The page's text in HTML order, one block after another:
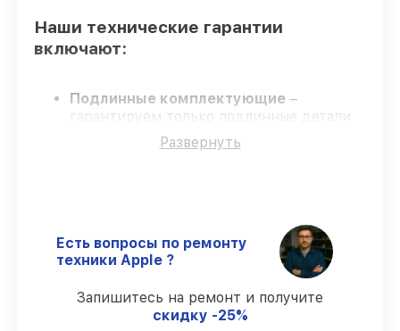
Наши технические гарантии
включают:
Подлинные комплектующие –
гарантируем только подлинные детали
для vision pro.
Квалифицированные специалисты
сроки, согласованные с клиентом.
Гарантийное обслуживание –
официальная гарантия на все виды работ.
Гарантии на восстановление vision
Развернуть
Есть вопросы по ремонту
техники Apple ?
Запишитесь на ремонт и получите
скидку -25%